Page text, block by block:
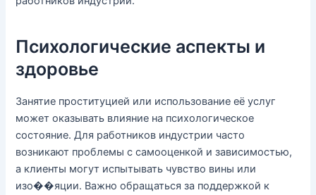
Психологические аспекты и
здоровье
Занятие проституцией или использование её услуг
может оказывать влияние на психологическое
состояние. Для работников индустрии часто
возникают проблемы с самооценкой и зависимостью,
а клиенты могут испытывать чувство вины или
изо��яции. Важно обращаться за поддержкой к